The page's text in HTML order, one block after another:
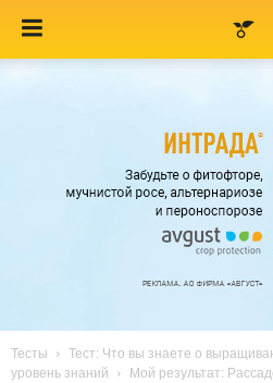
Тесты
Тест: Что вы знаете о
уровень знаний
Мой результат: